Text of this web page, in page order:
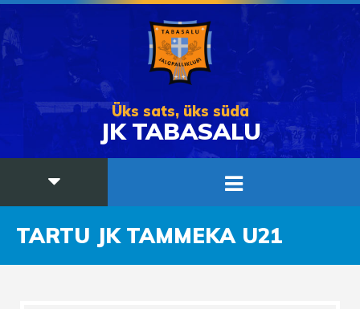
Üks sats, üks süda
JK TABASALU
TARTU JK TAMMEKA U21